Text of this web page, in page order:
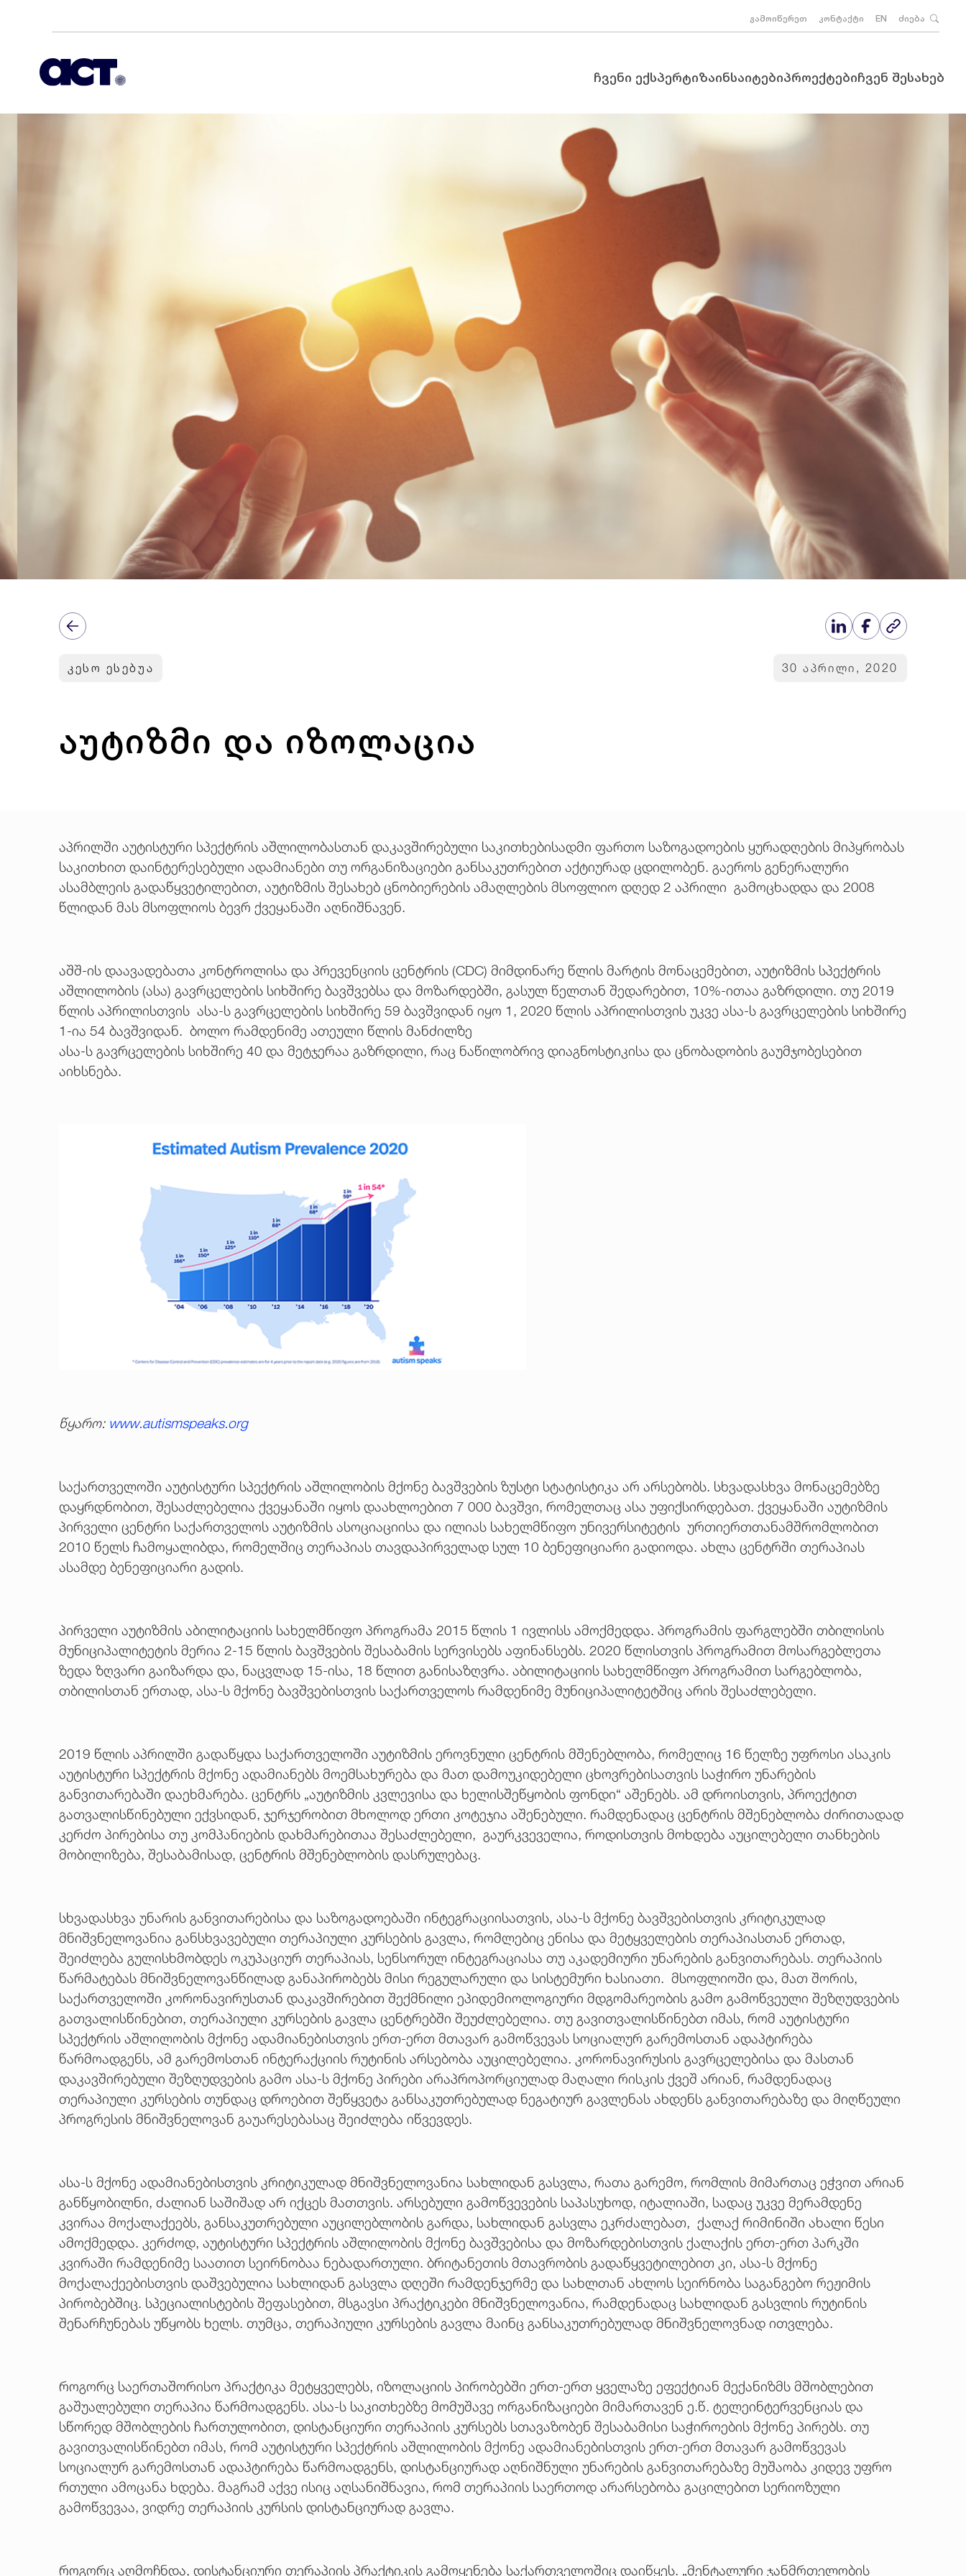
გამოიწერეთ კონტაქტი EN ძიება
ჩვენი ექსპერტიზაინსაიტებიპროექტებიჩვენ შესახებ
კესო ესებუა 30 აპრილი, 2020
აუტიზმი და იზოლაცია
აპრილში აუტისტური სპექტრის აშლილობასთან დაკავშირებული საკითხებისადმი ფართო საზოგადოების ყურადღების მიპყრობას
საკითხით დაინტერესებული ადამიანები თუ ორგანიზაციები განსაკუთრებით აქტიურად ცდილობენ. გაეროს გენერალური
ასამბლეის გადაწყვეტილებით, აუტიზმის შესახებ ცნობიერების ამაღლების მსოფლიო დღედ 2 აპრილი გამოცხადდა და 2008
წლიდან მას მსოფლიოს ბევრ ქვეყანაში აღნიშნავენ.
აშშ-ის დაავადებათა კონტროლისა და პრევენციის ცენტრის (CDC) მიმდინარე წლის მარტის მონაცემებით, აუტიზმის სპექტრის
აშლილობის (ასა) გავრცელების სიხშირე ბავშვებსა და მოზარდებში, გასულ წელთან შედარებით, 10%-ითაა გაზრდილი. თუ 2019
წლის აპრილისთვის ასა-ს გავრცელების სიხშირე 59 ბავშვიდან იყო 1, 2020 წლის აპრილისთვის უკვე ასა-ს გავრცელების სიხშირე
1-ია 54 ბავშვიდან. ბოლო რამდენიმე ათეული წლის მანძილზე
ასა-ს გავრცელების სიხშირე 40 და მეტჯერაა გაზრდილი, რაც ნაწილობრივ დიაგნოსტიკისა და ცნობადობის გაუმჯობესებით
აიხსნება.
წყარო: www.autismspeaks.org
საქართველოში აუტისტური სპექტრის აშლილობის მქონე ბავშვების ზუსტი სტატისტიკა არ არსებობს. სხვადასხვა მონაცემებზე
დაყრდნობით, შესაძლებელია ქვეყანაში იყოს დაახლოებით 7 000 ბავშვი, რომელთაც ასა უფიქსირდებათ. ქვეყანაში აუტიზმის
პირველი ცენტრი საქართველოს აუტიზმის ასოციაციისა და ილიას სახელმწიფო უნივერსიტეტის ურთიერთთანამშრომლობით
2010 წელს ჩამოყალიბდა, რომელშიც თერაპიას თავდაპირველად სულ 10 ბენეფიციარი გადიოდა. ახლა ცენტრში თერაპიას
ასამდე ბენეფიციარი გადის.
პირველი აუტიზმის აბილიტაციის სახელმწიფო პროგრამა 2015 წლის 1 ივლისს ამოქმედდა. პროგრამის ფარგლებში თბილისის
მუნიციპალიტეტის მერია 2-15 წლის ბავშვების შესაბამის სერვისებს აფინანსებს. 2020 წლისთვის პროგრამით მოსარგებლეთა
ზედა ზღვარი გაიზარდა და, ნაცვლად 15-ისა, 18 წლით განისაზღვრა. აბილიტაციის სახელმწიფო პროგრამით სარგებლობა,
თბილისთან ერთად, ასა-ს მქონე ბავშვებისთვის საქართველოს რამდენიმე მუნიციპალიტეტშიც არის შესაძლებელი.
2019 წლის აპრილში გადაწყდა საქართველოში აუტიზმის ეროვნული ცენტრის მშენებლობა, რომელიც 16 წელზე უფროსი ასაკის
აუტისტური სპექტრის მქონე ადამიანებს მოემსახურება და მათ დამოუკიდებელი ცხოვრებისათვის საჭირო უნარების
განვითარებაში დაეხმარება. ცენტრს „აუტიზმის კვლევისა და ხელისშეწყობის ფონდი“ აშენებს. ამ დროისთვის, პროექტით
გათვალისწინებული ექვსიდან, ჯერჯერობით მხოლოდ ერთი კოტეჯია აშენებული. რამდენადაც ცენტრის მშენებლობა ძირითადად
კერძო პირებისა თუ კომპანიების დახმარებითაა შესაძლებელი, გაურკვეველია, როდისთვის მოხდება აუცილებელი თანხების
მობილიზება, შესაბამისად, ცენტრის მშენებლობის დასრულებაც.
სხვადასხვა უნარის განვითარებისა და საზოგადოებაში ინტეგრაციისათვის, ასა-ს მქონე ბავშვებისთვის კრიტიკულად
მნიშვნელოვანია განსხვავებული თერაპიული კურსების გავლა, რომლებიც ენისა და მეტყველების თერაპიასთან ერთად,
შეიძლება გულისხმობდეს ოკუპაციურ თერაპიას, სენსორულ ინტეგრაციასა თუ აკადემიური უნარების განვითარებას. თერაპიის
წარმატებას მნიშვნელოვანწილად განაპირობებს მისი რეგულარული და სისტემური ხასიათი. მსოფლიოში და, მათ შორის,
საქართველოში კორონავირუსთან დაკავშირებით შექმნილი ეპიდემიოლოგიური მდგომარეობის გამო გამოწვეული შეზღუდვების
გათვალისწინებით, თერაპიული კურსების გავლა ცენტრებში შეუძლებელია. თუ გავითვალისწინებთ იმას, რომ აუტისტური
სპექტრის აშლილობის მქონე ადამიანებისთვის ერთ-ერთ მთავარ გამოწვევას სოციალურ გარემოსთან ადაპტირება
წარმოადგენს, ამ გარემოსთან ინტერაქციის რუტინის არსებობა აუცილებელია. კორონავირუსის გავრცელებისა და მასთან
დაკავშირებული შეზღუდვების გამო ასა-ს მქონე პირები არაპროპორციულად მაღალი რისკის ქვეშ არიან, რამდენადაც
თერაპიული კურსების თუნდაც დროებით შეწყვეტა განსაკუთრებულად ნეგატიურ გავლენას ახდენს განვითარებაზე და მიღწეული
პროგრესის მნიშვნელოვან გაუარესებასაც შეიძლება იწვევდეს.
ასა-ს მქონე ადამიანებისთვის კრიტიკულად მნიშვნელოვანია სახლიდან გასვლა, რათა გარემო, რომლის მიმართაც ეჭვით არიან
განწყობილნი, ძალიან საშიშად არ იქცეს მათთვის. არსებული გამოწვევების საპასუხოდ, იტალიაში, სადაც უკვე მერამდენე
კვირაა მოქალაქეებს, განსაკუთრებული აუცილებლობის გარდა, სახლიდან გასვლა ეკრძალებათ, ქალაქ რიმინიში ახალი წესი
ამოქმედდა. კერძოდ, აუტისტური სპექტრის აშლილობის მქონე ბავშვებისა და მოზარდებისთვის ქალაქის ერთ-ერთ პარკში
კვირაში რამდენიმე საათით სეირნობაა ნებადართული. ბრიტანეთის მთავრობის გადაწყვეტილებით კი, ასა-ს მქონე
მოქალაქეებისთვის დაშვებულია სახლიდან გასვლა დღეში რამდენჯერმე და სახლთან ახლოს სეირნობა საგანგებო რეჟიმის
პირობებშიც. სპეციალისტების შეფასებით, მსგავსი პრაქტიკები მნიშვნელოვანია, რამდენადაც სახლიდან გასვლის რუტინის
შენარჩუნებას უწყობს ხელს. თუმცა, თერაპიული კურსების გავლა მაინც განსაკუთრებულად მნიშვნელოვნად ითვლება.
როგორც საერთაშორისო პრაქტიკა მეტყველებს, იზოლაციის პირობებში ერთ-ერთ ყველაზე ეფექტიან მექანიზმს მშობლებით
გაშუალებული თერაპია წარმოადგენს. ასა-ს საკითხებზე მომუშავე ორგანიზაციები მიმართავენ ე.წ. ტელეინტერვენციას და
სწორედ მშობლების ჩართულობით, დისტანციური თერაპიის კურსებს სთავაზობენ შესაბამისი საჭიროების მქონე პირებს. თუ
გავითვალისწინებთ იმას, რომ აუტისტური სპექტრის აშლილობის მქონე ადამიანებისთვის ერთ-ერთ მთავარ გამოწვევას
სოციალურ გარემოსთან ადაპტირება წარმოადგენს, დისტანციურად აღნიშნული უნარების განვითარებაზე მუშაობა კიდევ უფრო
რთული ამოცანა ხდება. მაგრამ აქვე ისიც აღსანიშნავია, რომ თერაპიის საერთოდ არარსებობა გაცილებით სერიოზული
გამოწვევაა, ვიდრე თერაპიის კურსის დისტანციურად გავლა.
როგორც აღმოჩნდა, დისტანციური თერაპიის პრაქტიკის გამოყენება საქართველოშიც დაიწყეს. „მენტალური ჯანმრთელობის